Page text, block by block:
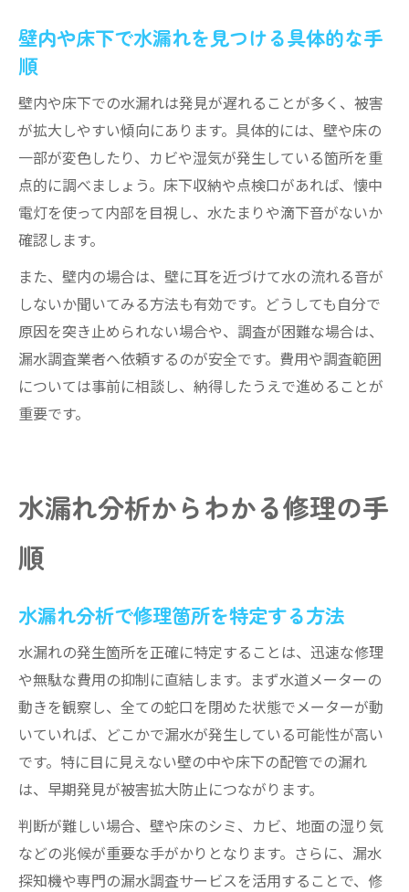
壁内や床下で水漏れを見つける具体的な手
順
壁内や床下での水漏れは発見が遅れることが多く、被害
が拡大しやすい傾向にあります。具体的には、壁や床の
一部が変色したり、カビや湿気が発生している箇所を重
点的に調べましょう。床下収納や点検口があれば、懐中
電灯を使って内部を目視し、水たまりや滴下音がないか
確認します。
また、壁内の場合は、壁に耳を近づけて水の流れる音が
しないか聞いてみる方法も有効です。どうしても自分で
原因を突き止められない場合や、調査が困難な場合は、
漏水調査業者へ依頼するのが安全です。費用や調査範囲
については事前に相談し、納得したうえで進めることが
重要です。
水漏れ分析からわかる修理の手
順
水漏れ分析で修理箇所を特定する方法
水漏れの発生箇所を正確に特定することは、迅速な修理
や無駄な費用の抑制に直結します。まず水道メーターの
動きを観察し、全ての蛇口を閉めた状態でメーターが動
いていれば、どこかで漏水が発生している可能性が高い
です。特に目に見えない壁の中や床下の配管での漏れ
は、早期発見が被害拡大防止につながります。
判断が難しい場合、壁や床のシミ、カビ、地面の湿り気
などの兆候が重要な手がかりとなります。さらに、漏水
探知機や専門の漏水調査サービスを活用することで、修